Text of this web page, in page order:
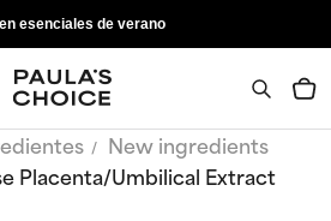
esenciales de verano
New ingredients
Placenta/Umbilical Extract